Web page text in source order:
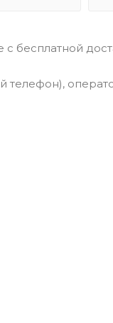
бесплатной
телефон),